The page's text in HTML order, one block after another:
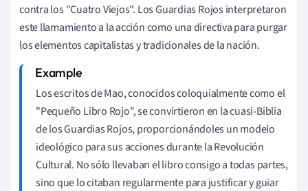
contra los "Cuatro Viejos". Los Guardias Rojos interpretaron
este llamamiento a la acción como una directiva para purgar
los elementos capitalistas y tradicionales de la nación.
Los escritos de Mao, conocidos coloquialmente como el
"Pequeño Libro Rojo", se convirtieron en la cuasi-Biblia
de los Guardias Rojos, proporcionándoles un modelo
ideológico para sus acciones durante la Revolución
Cultural. No sólo llevaban el libro consigo a todas partes,
sino que lo citaban regularmente para justificar y guiar